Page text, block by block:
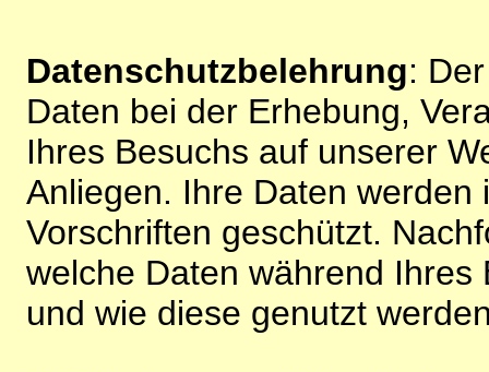
Datenschutzbelehrung:
Daten bei der Erhebung,
Ihres Besuchs auf unserer
Anliegen. Ihre Daten
Vorschriften geschützt.
welche Daten während
und wie diese genutzt